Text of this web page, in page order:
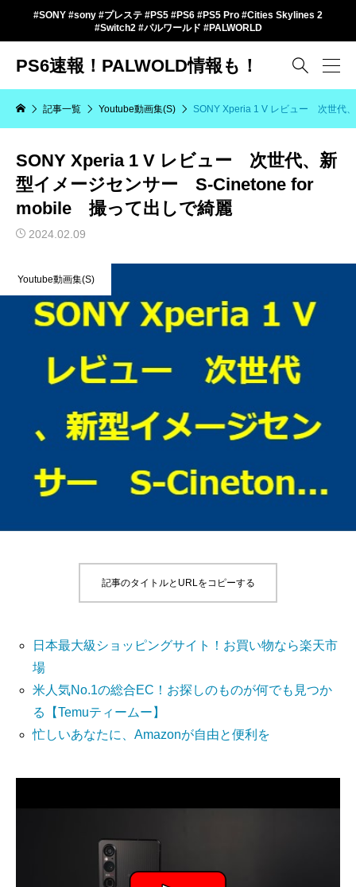
#SONY #sony #プレステ #PS5 #PS6 #PS5 Pro #Cities Skylines 2
#Switch2 #パルワールド #PALWORLD
PS6速報！PALWOLD情報も！ 
記事一覧 Youtube動画集(S) SONY Xperia 1 V レビュー 次世代
SONY Xperia 1 V レビュー 次世代、新
型イメージセンサー S-Cinetone for
mobile 撮って出しで綺麗
2024.02.09
Youtube動画集(S)
記事のタイトルとURLをコピーする
日本最大級ショッピングサイト！お買い物なら楽天市
場
米人気No.1の総合EC！お探しのものが何でも見つか
る【Temuティームー】
忙しいあなたに、Amazonが自由と便利を